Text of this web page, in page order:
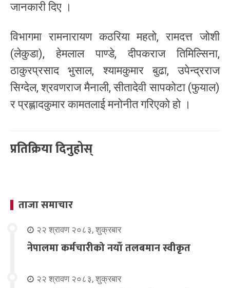
जानकारी दिए ।
विभागमा रामनारायण कठरिया महतो, रामदत्त जोशी
(लेकुडा), हेमलाल पाण्डे, दीपकराज तिमिल्सिना,
ठाकुरप्रसाद भुसाल, श्यामकुमार बुढा, उपेन्द्रराज
सिग्देल, श्रवणराज मैनाली, सीतादेवी सापकोटा (फुयाल)
र प्रह्लादकुमार कामतलाई मनोनीत गरिएको हो ।
प्रतिक्रिया दिनुहोस्
ताजा समाचार
२२ श्रावण २०८३, शुक्रबार
नेपालमा कर्मचारीको नयाँ तलबमान स्वीकृत
२२ श्रावण २०८३, शुक्रबार